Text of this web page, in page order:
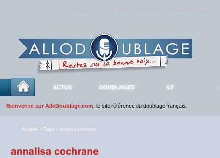
ACTUS DOUBLAGES V.F
Bienvenue sur AlloDoublage.com , le site référence du doublage français.
Accueil > Tags > annalisa cochrane